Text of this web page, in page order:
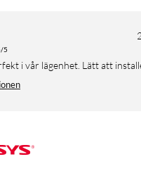
5
i vår lägenhet. Lätt att